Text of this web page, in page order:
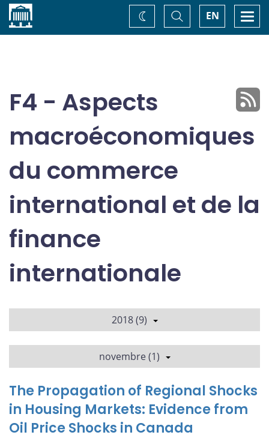
Accueil EN
Basculer
la
recherche
Changez
de
F4 - Aspects
macroéconomiques
du commerce
international et de la
finance
internationale
2018 (9)
novembre (1)
The Propagation of Regional Shocks
in Housing Markets: Evidence from
Oil Price Shocks in Canada